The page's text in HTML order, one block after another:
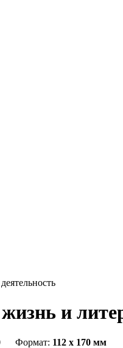
и
Формат: 112 x 170 мм